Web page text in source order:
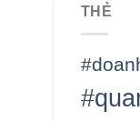
THẺ